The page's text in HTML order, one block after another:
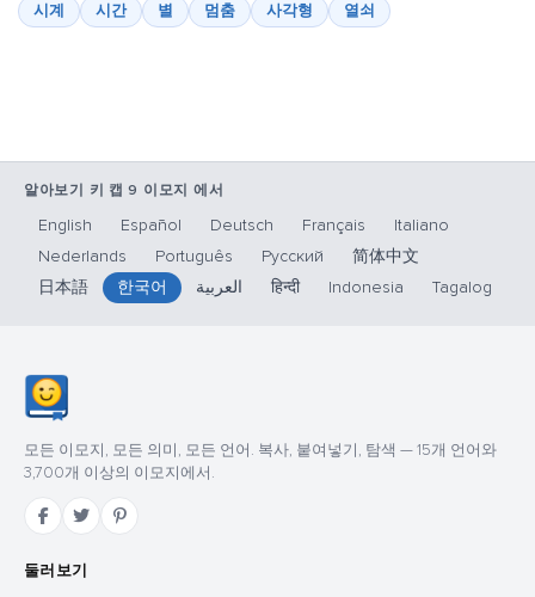
시계
시간 별 멈춤 사각형 열쇠
알아보기 키 캡 9 이모지 에서
English Español Deutsch Français
Italiano
Nederlands
Português Русский
简体中文
日本語
한국어 العربية हिन्दी Indonesia Tagalog
모든 이모지, 모든 의미, 모든 언어. 복사, 붙여넣기, 탐색 — 15개 언어와
3,700개 이상의 이모지에서.
둘러보기